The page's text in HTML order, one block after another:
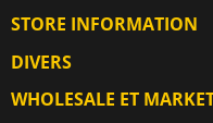
STORE INFORMATION
DIVERS
WHOLESALE ET